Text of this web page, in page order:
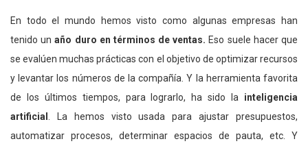
En todo el mundo hemos visto como algunas empresas han
tenido unaño duro en términos de ventas. Eso suele hacer que
se evalúen muchas prácticas con el objetivo de optimizar recursos
y levantar los números de la compañía. Y la herramienta favorita
de los últimos tiempos, para lograrlo, ha sido la inteligencia
artificial
. La hemos visto usada para ajustar presupuestos,
automatizar procesos, determinar espacios de pauta, etc. Y